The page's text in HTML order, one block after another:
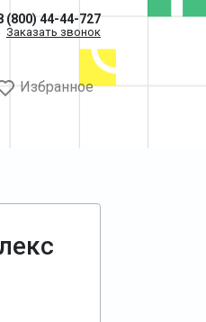
(800) 44-44-727
Заказать звонок
Избранное